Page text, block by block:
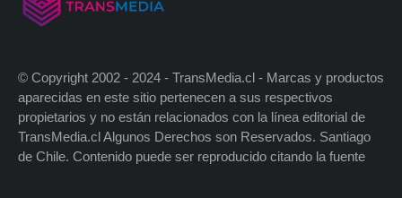
© Copyright 2002 - 2024 - TransMedia.cl - Marcas y productos
aparecidas en este sitio pertenecen a sus respectivos
propietarios y no están relacionados con la línea editorial de
TransMedia.cl Algunos Derechos son Reservados. Santiago
de Chile. Contenido puede ser reproducido citando la fuente